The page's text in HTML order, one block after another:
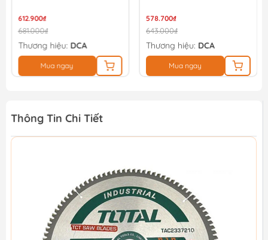
612.900₫
681.000₫
Thương hiệu: DCA
Mua ngay
578.700₫
643.000₫
Thương hiệu: DCA
Mua ngay
Thông Tin Chi Tiết